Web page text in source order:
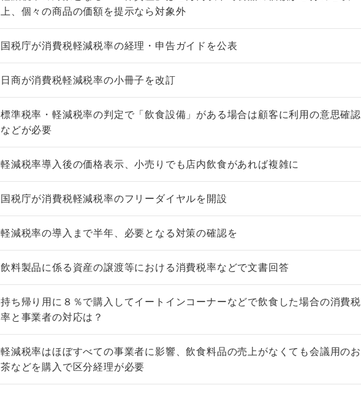
上、個々の商品の価額を提示なら対象外
国税庁が消費税軽減税率の経理・申告ガイドを公表
日商が消費税軽減税率の小冊子を改訂
標準税率・軽減税率の判定で「飲食設備」がある場合は顧客に利用の意思確認
などが必要
軽減税率導入後の価格表示、小売りでも店内飲食があれば複雑に
国税庁が消費税軽減税率のフリーダイヤルを開設
軽減税率の導入まで半年、必要となる対策の確認を
飲料製品に係る資産の譲渡等における消費税率などで文書回答
持ち帰り用に８％で購入してイートインコーナーなどで飲食した場合の消費税
率と事業者の対応は？
軽減税率はほぼすべての事業者に影響、飲食料品の売上がなくても会議用のお
茶などを購入で区分経理が必要